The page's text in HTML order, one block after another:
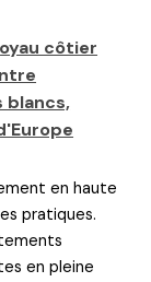
côtier
blancs,
en haute
pratiques.
en pleine